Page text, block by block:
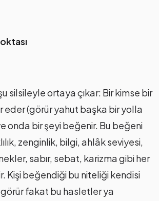
silsileyle ortaya çıkar: Bir kimse bir
eder (görür yahut başka bir yolla
onda bir şeyi beğenir. Bu beğeni
zenginlik, bilgi, ahlâk seviyesi,
sabır, sebat, karizma gibi her
Kişi beğendiği bu niteliği kendisi
fakat bu hasletler ya